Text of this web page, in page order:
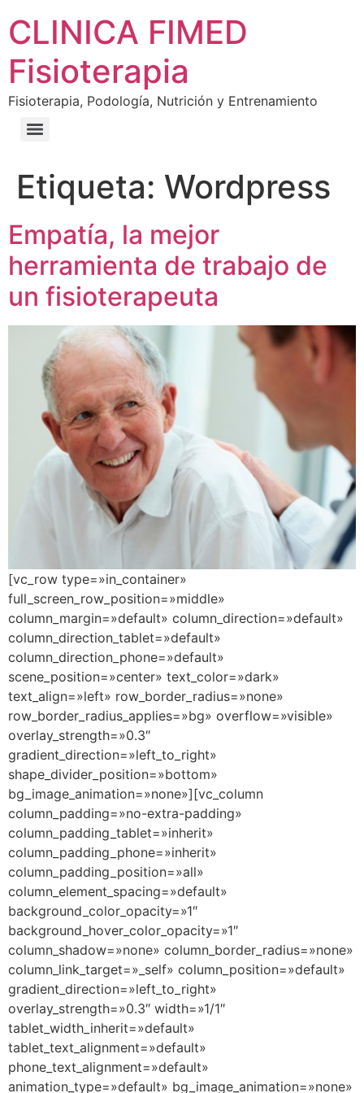
CLINICA FIMED
Fisioterapia
Fisioterapia, Podología, Nutrición y Entrenamiento
Etiqueta: Wordpress
Empatía, la mejor
herramienta de trabajo de
un fisioterapeuta
[vc_row type=»in_container»
full_screen_row_position=»middle»
column_margin=»default» column_direction=»default»
column_direction_tablet=»default»
column_direction_phone=»default»
scene_position=»center» text_color=»dark»
text_align=»left» row_border_radius=»none»
row_border_radius_applies=»bg» overflow=»visible»
overlay_strength=»0.3″
gradient_direction=»left_to_right»
shape_divider_position=»bottom»
bg_image_animation=»none»][vc_column
column_padding=»no-extra-padding»
column_padding_tablet=»inherit»
column_padding_phone=»inherit»
column_padding_position=»all»
column_element_spacing=»default»
background_color_opacity=»1″
background_hover_color_opacity=»1″
column_shadow=»none» column_border_radius=»none»
column_link_target=»_self» column_position=»default»
gradient_direction=»left_to_right»
overlay_strength=»0.3″ width=»1/1″
tablet_width_inherit=»default»
tablet_text_alignment=»default»
phone_text_alignment=»default»
animation_type=»default» bg_image_animation=»none»